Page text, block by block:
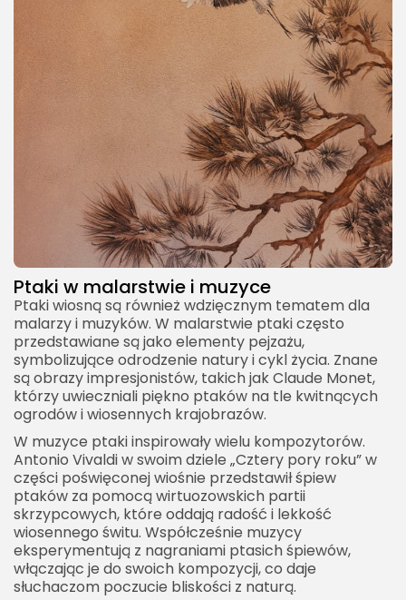
Ptaki w malarstwie i muzyce
Ptaki wiosną są również wdzięcznym tematem dla
malarzy i muzyków. W malarstwie ptaki często
przedstawiane są jako elementy pejzażu,
symbolizujące odrodzenie natury i cykl życia. Znane
są obrazy impresjonistów, takich jak Claude Monet,
którzy uwieczniali piękno ptaków na tle kwitnących
ogrodów i wiosennych krajobrazów.
W muzyce ptaki inspirowały wielu kompozytorów.
Antonio Vivaldi w swoim dziele „Cztery pory roku” w
części poświęconej wiośnie przedstawił śpiew
ptaków za pomocą wirtuozowskich partii
skrzypcowych, które oddają radość i lekkość
wiosennego świtu. Współcześnie muzycy
eksperymentują z nagraniami ptasich śpiewów,
włączając je do swoich kompozycji, co daje
słuchaczom poczucie bliskości z naturą.